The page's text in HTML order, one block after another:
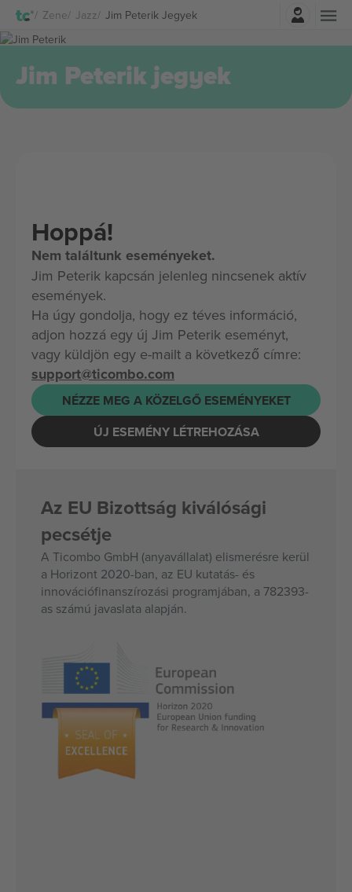
Zene Jazz Jim Peterik Jegyek
Jim Peterik jegyek
Hoppá!
Nem találtunk eseményeket.
Jim Peterik kapcsán jelenleg nincsenek aktív
események.
Ha úgy gondolja, hogy ez téves információ,
adjon hozzá egy új Jim Peterik eseményt,
vagy küldjön egy e-mailt a következő címre:
support@ticombo.com
NÉZZE MEG A KÖZELGŐ ESEMÉNYEKET
ÚJ ESEMÉNY LÉTREHOZÁSA
Az EU Bizottság kiválósági
pecsétje
A Ticombo GmbH (anyavállalat) elismerésre kerül
a Horizont 2020-ban, az EU kutatás- és
innovációfinanszírozási programjában, a 782393-
as számú javaslata alapján.